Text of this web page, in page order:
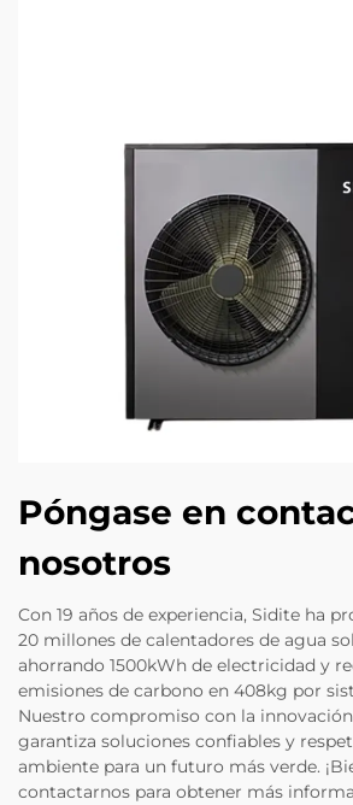
Póngase en
nosotros
Con 19 años de experiencia, Sidite ha
20 millones de calentadores de agua
ahorrando 1500kWh de electricidad y
emisiones de carbono en 408kg por
Nuestro compromiso con la
garantiza soluciones confiables y
ambiente para un futuro más verde.
contactarnos para obtener más